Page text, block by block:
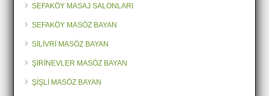
SEFAKÖY MASAJ SALONLARI
SEFAKÖY MASÖZ BAYAN
SİLİVRİ MASÖZ BAYAN
ŞİRİNEVLER MASÖZ BAYAN
ŞİŞLİ MASÖZ BAYAN